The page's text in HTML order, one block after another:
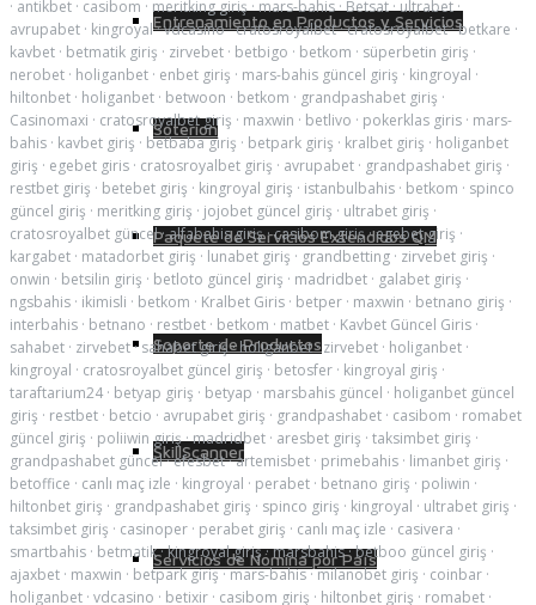
Entrenamiento en Productos y Servicios
Soterion
Paquete de Servicios Extendidos QM
Soporte de Productos
SkillScanner
Servicios de Nómina por País
· antikbet · casibom · meritking giriş·mars-bahis·Betsat·ultrabet·
avrupabet · kingroyal·vdcasino·cratosroyalbet·cratosroyalbet·betkare ·
kavbet · betmatik giriş · zirvebet · betbigo · betkom · süperbetin giriş ·
nerobet · holiganbet · enbet giriş · mars-bahis güncel giriş · kingroyal ·
hiltonbet · holiganbet · betwoon · betkom · grandpashabet giriş ·
Casinomaxi · cratosroyalbet giriş · maxwin · betlivo · pokerklas giris · mars-
bahis · kavbet giriş · betbaba giriş · betpark giriş · kralbet giriş · holiganbet
giriş · egebet giris · cratosroyalbet giriş · avrupabet · grandpashabet giriş ·
restbet giriş · betebet giriş · kingroyal giriş · istanbulbahis · betkom · spinco
güncel giriş · meritking giriş · jojobet güncel giriş · ultrabet giriş ·
cratosroyalbet güncel·alfabahis giriş·casibom giriş·egebet giriş ·
kargabet · matadorbet giriş · lunabet giriş · grandbetting · zirvebet giriş ·
onwin · betsilin giriş · betloto güncel giriş · madridbet · galabet giriş ·
ngsbahis · ikimisli · betkom · Kralbet Giris · betper · maxwin · betnano giriş ·
interbahis · betnano · restbet · betkom · matbet · Kavbet Güncel Giris ·
sahabet · zirvebet·sahabet giriş·holiganbet·zirvebet · holiganbet ·
kingroyal · cratosroyalbet güncel giriş · betosfer · kingroyal giriş ·
taraftarium24 · betyap giriş · betyap · marsbahis güncel · holiganbet güncel
giriş · restbet · betcio · avrupabet giriş · grandpashabet · casibom · romabet
güncel giriş · poliiwin giriş·madridbet · aresbet giriş · taksimbet giriş ·
grandpashabet güncel·efesbet·artemisbet · primebahis · limanbet giriş ·
betoffice · canlı maç izle · kingroyal · perabet · betnano giriş · poliwin ·
hiltonbet giriş · grandpashabet giriş · spinco giriş · kingroyal · ultrabet giriş ·
taksimbet giriş · casinoper · perabet giriş · canlı maç izle · casivera ·
smartbahis · betmatik·kingroyal giriş·marsbahis·betboo güncel giriş ·
ajaxbet · maxwin · betpark giriş·mars-bahis·milanobet giriş · coinbar ·
holiganbet · vdcasino · betixir · casibom giriş · hiltonbet giriş · romabet ·